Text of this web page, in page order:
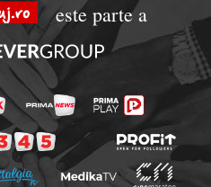
este parte a